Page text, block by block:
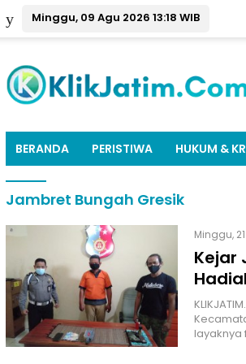
Minggu, 09 Agu 2026 13:18 WIB
BERANDA PERISTIWA HUKUM &
Jambret Bungah Gresik
Minggu,
Kejar
layaknya